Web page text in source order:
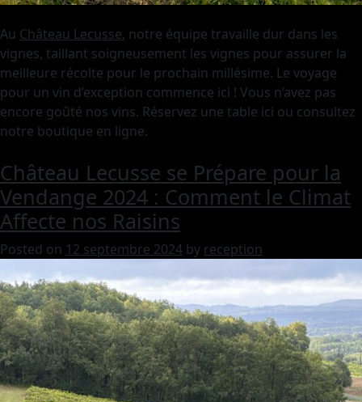
Au Château Lecusse, notre équipe travaille dur dans les
vignes, taillant soigneusement les vignes pour assurer la
meilleure récolte pour le prochain millésime. Le voyage
pour un vin d’exception commence ici ! Vous n’avez pas
encore goûté nos vins. Réservez une table ici ou consultez
notre boutique en ligne.
Château Lecusse se Prépare pour la
Vendange 2024 : Comment le Climat
Affecte nos Raisins
Posted on 12 septembre 2024 by reception